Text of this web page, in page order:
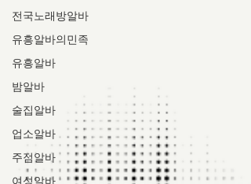
전국노래방알바
유흥알바의민족
유흥알바
밤알바
술집알바
업소알바
주점알바